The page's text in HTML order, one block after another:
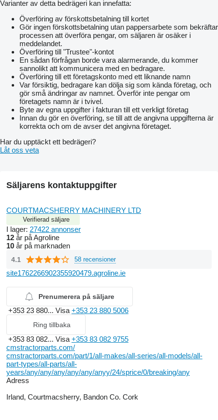
Varianter av detta bedrägeri kan innefatta:
Överföring av förskottsbetalning till kortet
Gör ingen förskottsbetalning utan pappersarbete som bekräftar
processen att överföra pengar, om säljaren är osäker i
meddelandet.
Överföring till "Trustee"-kontot
En sådan förfrågan borde vara alarmerande, du kommer
sannolikt att kommunicera med en bedragare.
Överföring till ett företagskonto med ett liknande namn
Var försiktig, bedragare kan dölja sig som kända företag, och
gör små ändringar av namnet. Överför inte pengar om
företagets namn är i tvivel.
Byte av egna uppgifter i fakturan till ett verkligt företag
Innan du gör en överföring, se till att de angivna uppgifterna är
korrekta och om de avser det angivna företaget.
Har du upptäckt ett bedrägeri?
Låt oss veta
Säljarens kontaktuppgifter
COURTMACSHERRY MACHINERY LTD
Verifierad säljare
I lager: 27422 annonser
12 år på Agroline
10 år på marknaden
4.1 58 recensioner
site1762266902355920479.agroline.ie
Prenumerera på säljare
+353 23 880... Visa +353 23 880 5006
Ring tillbaka
+353 83 082... Visa +353 83 082 9755
cmstractorparts.com/
cmstractorparts.com/part/1/all-makes/all-series/all-models/all-
part-types/all-parts/all-
years/any/any/any/any/any/anyy/24/sprice/0/breaking/any
Adress
Irland, Courtmacsherry, Bandon Co. Cork